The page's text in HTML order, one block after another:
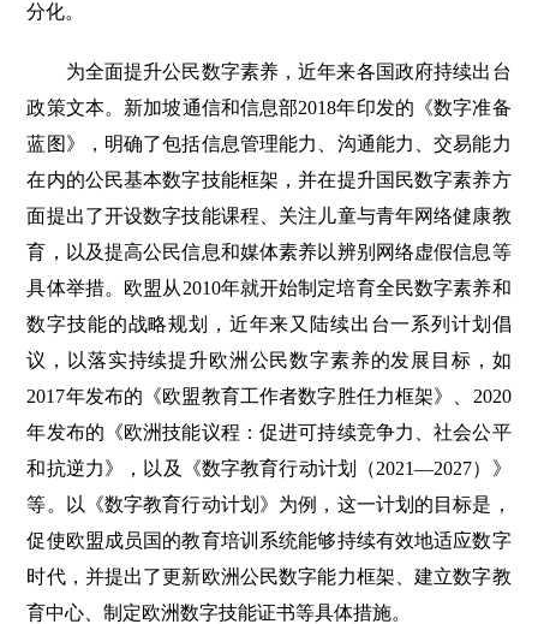
分化。
为全面提升公民数字素养，近年来各国政府持续出台
政策文本。新加坡通信和信息部2018年印发的《数字准备
蓝图》，明确了包括信息管理能力、沟通能力、交易能力
在内的公民基本数字技能框架，并在提升国民数字素养方
面提出了开设数字技能课程、关注儿童与青年网络健康教
育，以及提高公民信息和媒体素养以辨别网络虚假信息等
具体举措。欧盟从2010年就开始制定培育全民数字素养和
数字技能的战略规划，近年来又陆续出台一系列计划倡
议，以落实持续提升欧洲公民数字素养的发展目标，如
2017年发布的《欧盟教育工作者数字胜任力框架》、2020
年发布的《欧洲技能议程：促进可持续竞争力、社会公平
和抗逆力》，以及《数字教育行动计划（2021—2027）》
等。以《数字教育行动计划》为例，这一计划的目标是，
促使欧盟成员国的教育培训系统能够持续有效地适应数字
时代，并提出了更新欧洲公民数字能力框架、建立数字教
育中心、制定欧洲数字技能证书等具体措施。